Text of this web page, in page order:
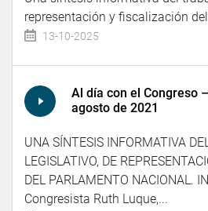
representación y fiscalización
13-10-2025
Al día con el Congreso
agosto de 2021
UNA SÍNTESIS INFORMATIVA
LEGISLATIVO, DE
DEL PARLAMENTO NACIONAL.
Congresista Ruth Luque,...